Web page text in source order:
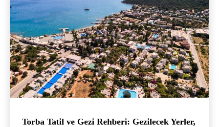
Torba Tatil ve Gezi Rehberi: Gezilecek Yerler,